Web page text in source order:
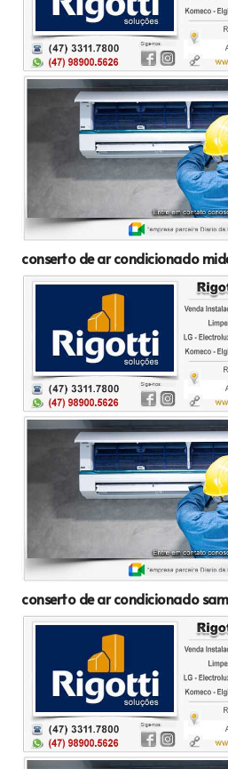
conserto de ar condicionado
conserto de ar condicionado